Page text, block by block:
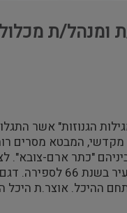
ומנהל/ת
הגנוזות" אשר
מקדשי, המבטא מסרים
"כתר ארם-צובא".
אודיטוריום
ההיכל. אוצר.ת היכל